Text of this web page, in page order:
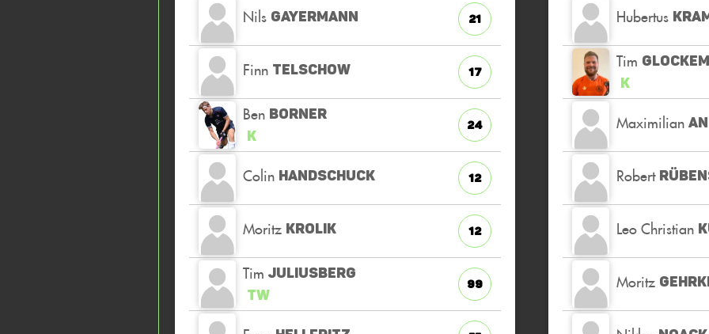
Nils GAYERMANN 21
Finn TELSCHOW 17
Ben BORNER
K
24
Colin HANDSCHUCK 12
Moritz KROLIK 12
Tim JULIUSBERG
TW
99
Hubertus
Tim
K
Maximilian
Robert
Leo Christian
Moritz